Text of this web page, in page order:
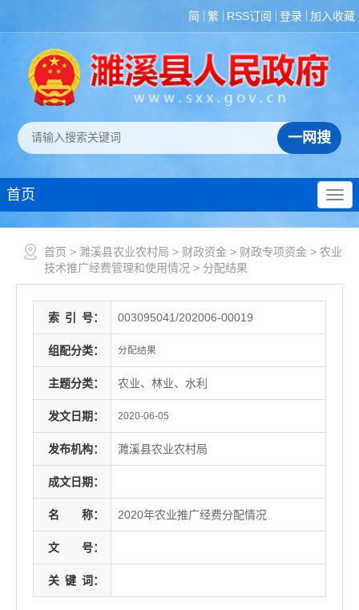
简 繁 RSS订阅 登录 加入收藏
首页
首页 > 濉溪县农业农村局 > 财政资金 > 财政专项资金 > 农业
技术推广经费管理和使用情况 > 分配结果
索 引 号： 003095041/202006-00019
组配分类： 分配结果
主题分类： 农业、林业、水利
发文日期： 2020-06-05
发布机构： 濉溪县农业农村局
成文日期：
名 称： 2020年农业推广经费分配情况
文 号：
关 键 词：